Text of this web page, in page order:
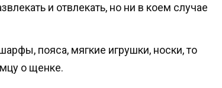
и отвлекать, но ни в коем случае
пояса, мягкие игрушки, носки, то
о щенке.